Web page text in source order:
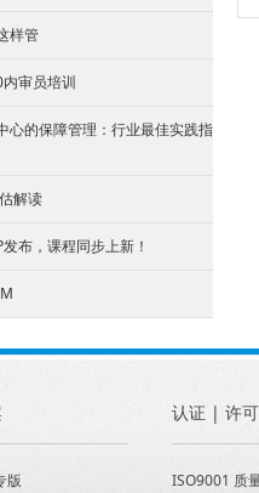
样管
审员培训
心的保障管理：行业最佳实践指
解读
布，课程同步上新！
版
认证 | 许可
ISO9001 质